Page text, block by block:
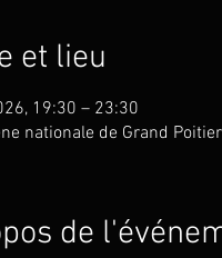
et lieu
19:30 – 23:30
nationale de Grand
de